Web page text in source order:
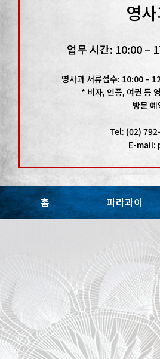
영
업무 시간: 10:00 –
영사과 서류접수: 10:00 –
* 비자, 인증, 여권 등
방문
Tel: (02)
E-mail:
홈 파라과이